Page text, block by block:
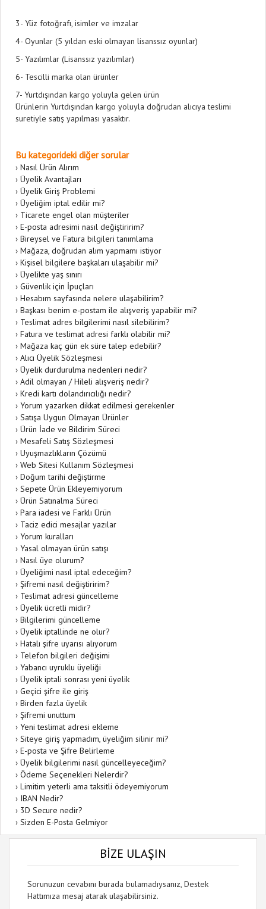
3- Yüz fotoğrafı, isimler ve imzalar
4- Oyunlar (5 yıldan eski olmayan lisanssız oyunlar)
5- Yazılımlar (Lisanssız yazılımlar)
6- Tescilli marka olan ürünler
7- Yurtdışından kargo yoluyla gelen ürün
Ürünlerin Yurtdışından kargo yoluyla doğrudan alıcıya teslimi
suretiyle satış yapılması yasaktır.
Bu kategorideki diğer sorular
› Nasıl Ürün Alırım
› Üyelik Avantajları
› Üyelik Giriş Problemi
› Üyeliğim iptal edilir mi?
› Ticarete engel olan müşteriler
› E-posta adresimi nasıl değiştiririm?
› Bireysel ve Fatura bilgileri tanımlama
› Mağaza, doğrudan alım yapmamı istiyor
› Kişisel bilgilere başkaları ulaşabilir mi?
› Üyelikte yaş sınırı
› Güvenlik için İpuçları
› Hesabım sayfasında nelere ulaşabilirim?
› Başkası benim e-postam ile alışveriş yapabilir mi?
› Teslimat adres bilgilerimi nasıl silebilirim?
› Fatura ve teslimat adresi farklı olabilir mi?
› Mağaza kaç gün ek süre talep edebilir?
› Alıcı Üyelik Sözleşmesi
› Üyelik durdurulma nedenleri nedir?
› Adil olmayan / Hileli alışveriş nedir?
› Kredi kartı dolandırıcılığı nedir?
› Yorum yazarken dikkat edilmesi gerekenler
› Satışa Uygun Olmayan Ürünler
› Ürün İade ve Bildirim Süreci
› Mesafeli Satış Sözleşmesi
› Uyuşmazlıkların Çözümü
› Web Sitesi Kullanım Sözleşmesi
› Doğum tarihi değiştirme
› Sepete Ürün Ekleyemiyorum
› Ürün Satınalma Süreci
› Para iadesi ve Farklı Ürün
› Taciz edici mesajlar yazılar
› Yorum kuralları
› Yasal olmayan ürün satışı
› Nasıl üye olurum?
› Üyeliğimi nasıl iptal edeceğim?
› Şifremi nasıl değiştiririm?
› Teslimat adresi güncelleme
› Üyelik ücretli midir?
› Bilgilerimi güncelleme
› Üyelik iptallinde ne olur?
› Hatalı şifre uyarısı alıyorum
› Telefon bilgileri değişimi
› Yabancı uyruklu üyeliği
› Üyelik iptali sonrası yeni üyelik
› Geçici şifre ile giriş
› Birden fazla üyelik
› Şifremi unuttum
› Yeni teslimat adresi ekleme
› Siteye giriş yapmadım, üyeliğim silinir mi?
› E-posta ve Şifre Belirleme
› Üyelik bilgilerimi nasıl güncelleyeceğim?
› Ödeme Seçenekleri Nelerdir?
› Limitim yeterli ama taksitli ödeyemiyorum
› IBAN Nedir?
› 3D Secure nedir?
› Sizden E-Posta Gelmiyor
BİZE ULAŞIN
Sorunuzun cevabını burada bulamadıysanız, Destek
Hattımıza mesaj atarak ulaşabilirsiniz.